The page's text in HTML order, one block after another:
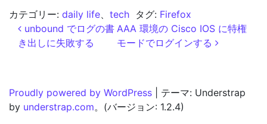
カテゴリー: daily life、 tech タグ: Firefox
投稿ナビゲーション
unbound でログの書
き出しに失敗する
AAA 環境の Cisco IOS に特権
モードでログインする
Proudly powered by WordPress
テーマ: Understrap
by understrap.com。(バージョン: 1.2.4)